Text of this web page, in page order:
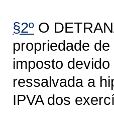
§2º O
propriedade
imposto
ressalvada a
IPVA dos